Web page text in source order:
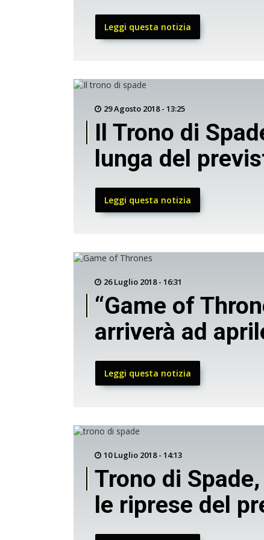
Leggi questa notizia
29 Agosto 2018 - 13:25
Il Trono di
lunga del
Leggi questa notizia
26 Luglio 2018 - 16:31
“Game of
arriverà ad
Leggi questa notizia
10 Luglio 2018 - 14:13
Trono di
le riprese del